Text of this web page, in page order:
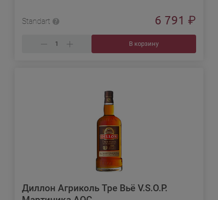
Standart 6 791 ₽
В корзину
Диллон Агриколь Тре Вьё V.S.O.P.